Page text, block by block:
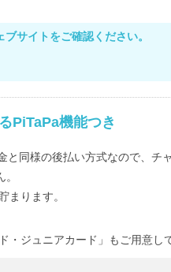
サイトをご確認ください。
PiTaPa機能つき
と同様の後払い方式なので、チ
まります。
ジュニアカード」もご用意し